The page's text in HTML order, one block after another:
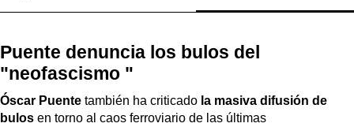
Puente denuncia los bulos del
"neofascismo "
Óscar Puente también ha criticado la masiva difusión de
bulos en torno al caos ferroviario de las últimas